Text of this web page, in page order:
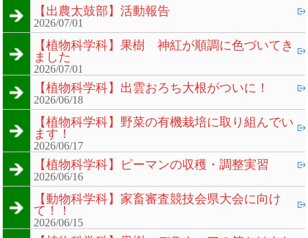
【出農太鼓部】活動報告
2026/07/01
【植物科学科】果樹 神紅が順調に色づいてき
ました
2026/07/01
【植物科学科】出雲おろち大根がついに！
2026/06/18
【植物科学科】野菜の有機栽培に取り組んでい
ます！
2026/06/17
【植物科学科】ピーマンの収穫・調整実習
2026/06/16
【動物科学科】家畜審査競技会県大会に向け
て！！
2026/06/15